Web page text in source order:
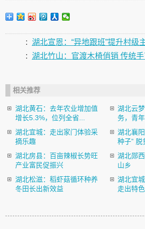
: 湖北宣恩：“异地跟班”提升村级
: 湖北竹山：官渡木椅俏销 传统
相关推荐
湖北黄石：去年农业增加值
增长5.3%，位列全省...
湖北云
务，青
湖北宜城：走出家门体验采
摘乐趣
湖北襄
种子” 脱
湖北房县：百亩辣椒长势旺
产业富民促振兴
湖北郧
山乡
湖北松滋：稻虾菇循环种养
冬田长出新效益
湖北宜
走出特